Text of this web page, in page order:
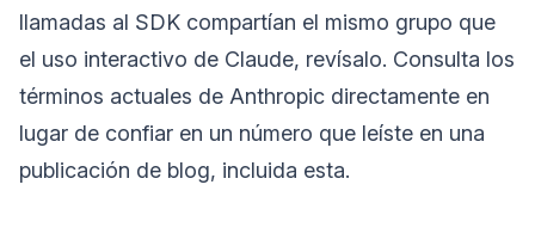
llamadas al SDK compartían el mismo grupo que
el uso interactivo de Claude, revísalo. Consulta los
términos actuales de Anthropic directamente en
lugar de confiar en un número que leíste en una
publicación de blog, incluida esta.